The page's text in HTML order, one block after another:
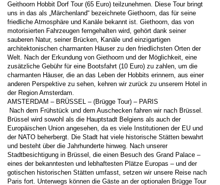
Geithoorn Hobbit Dorf Tour (65 Euro) teilzunehmen. Diese Tour bringt
uns in das als „Märchenland“ bezeichnete Giethoorn, das für seine
friedliche Atmosphäre und Kanäle bekannt ist. Giethoorn, das von
motorisierten Fahrzeugen ferngehalten wird, gehört dank seiner
sauberen Natur, seiner Brücken, Kanäle und einzigartigen
architektonischen charmanten Häuser zu den friedlichsten Orten der
Welt. Nach der Erkundung von Giethoorn und der Möglichkeit, eine
zusätzliche Gebühr für eine Bootsfahrt (10 Euro) zu zahlen, um die
charmanten Häuser, die an das Leben der Hobbits erinnern, aus einer
anderen Perspektive zu sehen, kehren wir zurück zu unserem Hotel in
der Region Amsterdam.
AMSTERDAM – BRÜSSEL – (Brügge Tour) – PARIS
Brüssel wird sowohl als die Hauptstadt Belgiens als auch der
Europäischen Union angesehen, da es viele Institutionen der EU und
der NATO beherbergt. Die Stadt hat viele historische Stätten bewahrt
und besteht über die Jahrhunderte hinweg. Nach unserer
Stadtbesichtigung in Brüssel, die einen Besuch des Grand Palace –
eines der bekanntesten und lebhaftesten Plätze Europas – und der
gotischen historischen Stätten umfasst, setzen wir unsere Reise nach
Paris fort. Unterwegs können die Gäste an der optionalen Brügge Tour